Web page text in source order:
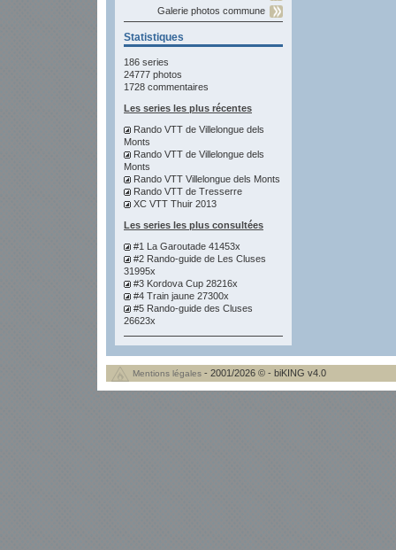
Galerie photos commune
Statistiques
186 series
24777 photos
1728 commentaires
Les series les plus récentes
Rando VTT de Villelongue dels
Monts
Rando VTT de Villelongue dels
Monts
Rando VTT Villelongue dels Monts
Rando VTT de Tresserre
XC VTT Thuir 2013
Les series les plus consultées
#1 La Garoutade 41453x
#2 Rando-guide de Les Cluses
31995x
#3 Kordova Cup 28216x
#4 Train jaune 27300x
#5 Rando-guide des Cluses
26623x
Mentions légales - 2001/2026 © - biKING v4.0